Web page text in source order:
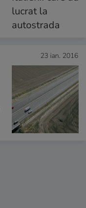
23 ian. 2016